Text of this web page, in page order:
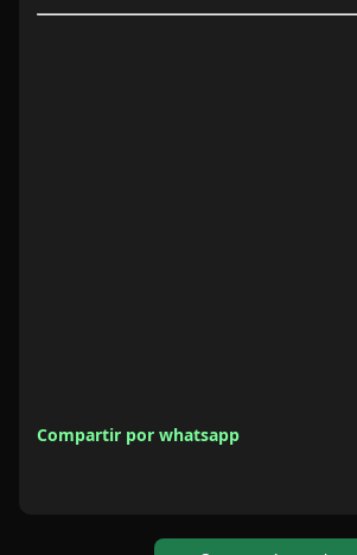
Compartir por whatsapp